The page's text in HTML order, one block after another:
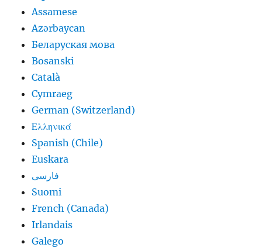
Assamese
Azərbaycan
Беларуская мова
Bosanski
Català
Cymraeg
German (Switzerland)
Ελληνικά
Spanish (Chile)
Euskara
فارسی
Suomi
French (Canada)
Irlandais
Galego